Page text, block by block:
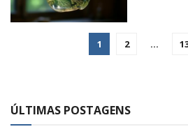
1 2 …
ÚLTIMAS POSTAGENS